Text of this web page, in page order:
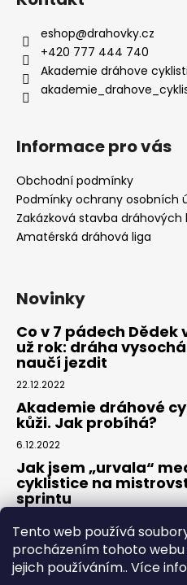
Tento web používá
procházením tohoto webu
jejich používáním.. Více
eshop@drahovky.cz
+420 777 444 740
Akademie dráhove
Informace pro vás
Obchodní podmínky
Podmínky ochrany osobních
Zakázková stavba dráhových
Amatérská dráhová liga
Novinky
Co v 7 pádech
už rok: dráha
naučí jezdit
22.12.2022
Akademie dráhové
kůži. Jak probíhá?
6.12.2022
Jak jsem „urvala“
cyklistice na
sprintu